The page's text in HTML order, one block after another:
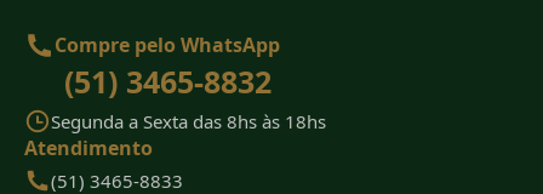
Compre pelo WhatsApp
(51) 3465-8832
Segunda a Sexta das 8hs às 18hs
Atendimento
(51) 3465-8833